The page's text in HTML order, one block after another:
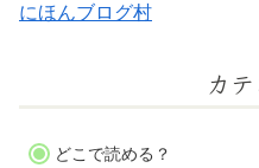
にほんブログ村
カ
どこで読める？